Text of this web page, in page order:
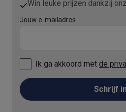
Win leuke prijzen dankzij
Jouw e-mailadres
Ik ga akkoord met de
Schrijf